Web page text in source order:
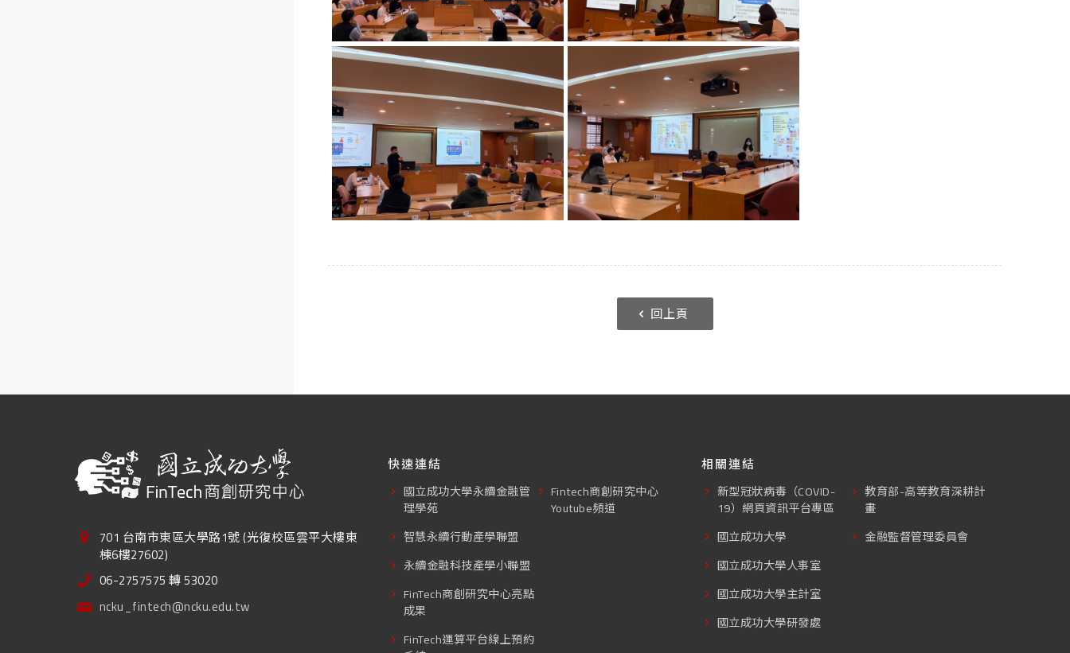
回上頁
701 台南市東區大學路1號 (光復校區雲平大樓東
棟6樓27602)
06-2757575 轉 53020
ncku_fintech@ncku.edu.tw
快速連結
國立成功大學永續金融管
理學苑
智慧永續行動產學聯盟
永續金融科技產學小聯盟
FinTech商創研究中心亮點
成果
FinTech運算平台線上預約
Fintech商創研究中心
Youtube頻道
相關連結
新型冠狀病毒（COVID-
19）網頁資訊平台專區
國立成功大學
國立成功大學人事室
國立成功大學主計室
國立成功大學研發處
教育部-高等教育深耕計
畫
金融監督管理委員會